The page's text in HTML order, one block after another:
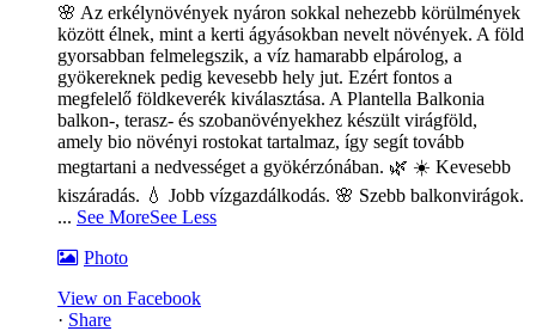
🌸 Az erkélynövények nyáron sokkal nehezebb körülmények
között élnek, mint a kerti ágyásokban nevelt növények. A föld
gyorsabban felmelegszik, a víz hamarabb elpárolog, a
gyökereknek pedig kevesebb hely jut. Ezért fontos a
megfelelő földkeverék kiválasztása. A Plantella Balkonia
balkon-, terasz- és szobanövényekhez készült virágföld,
amely bio növényi rostokat tartalmaz, így segít tovább
megtartani a nedvességet a gyökérzónában. 🌿 ☀️ Kevesebb
kiszáradás. 💧 Jobb vízgazdálkodás. 🌸 Szebb balkonvirágok.
... See MoreSee Less
Photo
View on Facebook
· Share